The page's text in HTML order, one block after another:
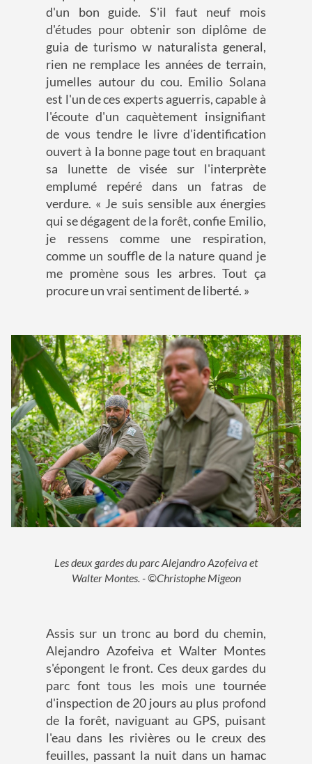
d'un bon guide. S'il faut neuf mois
d'études pour obtenir son diplôme de
guia de turismo w naturalista general,
rien ne remplace les années de terrain,
jumelles autour du cou. Emilio Solana
est l'un de ces experts aguerris, capable à
l'écoute d'un caquètement insignifiant
de vous tendre le livre d'identification
ouvert à la bonne page tout en braquant
sa lunette de visée sur l'interprète
emplumé repéré dans un fatras de
verdure. « Je suis sensible aux énergies
qui se dégagent de la forêt, confie Emilio,
je ressens comme une respiration,
comme un souffle de la nature quand je
me promène sous les arbres. Tout ça
procure un vrai sentiment de liberté. »
Les deux gardes du parc Alejandro Azofeiva et
Walter Montes. - ©Christophe Migeon
Assis sur un tronc au bord du chemin,
Alejandro Azofeiva et Walter Montes
s'épongent le front. Ces deux gardes du
parc font tous les mois une tournée
d'inspection de 20 jours au plus profond
de la forêt, naviguant au GPS, puisant
l'eau dans les rivières ou le creux des
feuilles, passant la nuit dans un hamac